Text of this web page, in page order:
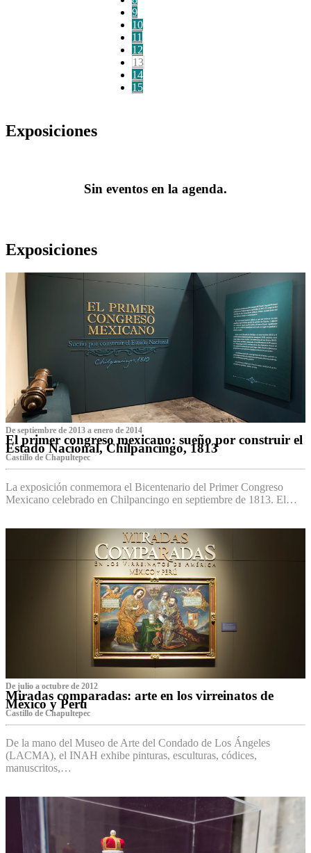
9
10
11
12
13
14
15
Exposiciones
Sin eventos en la agenda.
Exposiciones
De septiembre de 2013 a enero de 2014
El primer congreso mexicano: sueño por construir el
Estado Nacional, Chilpancingo, 1813
Castillo de Chapultepec
La exposición conmemora el Bicentenario del Primer Congreso
Mexicano celebrado en Chilpancingo en septiembre de 1813. El…
De julio a octubre de 2012
Miradas comparadas: arte en los virreinatos de
México y Perú
Castillo de Chapultepec
De la mano del Museo de Arte del Condado de Los Ángeles
(LACMA), el INAH exhibe pinturas, esculturas, códices,
manuscritos,…